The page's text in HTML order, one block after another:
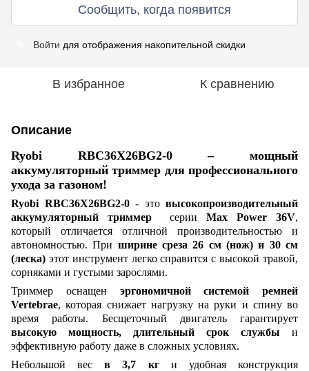
Сообщить, когда появится
Войти для отображения накопительной скидки
В избранное К сравнению
Описание
Ryobi RBC36X26BG2-0 – мощный
аккумуляторный триммер для профессионального
ухода за газоном!
Ryobi RBC36X26BG2-0- это высокопроизводительный
аккумуляторный триммер серии Max Power 36V,
который отличается отличной производительностью и
автономностью. При ширине среза 26 см (нож) и 30 см
(леска) этот инструмент легко справится с высокой травой,
сорняками и густыми зарослями.
Триммер оснащен эргономичной системой ремней
Vertebrae, которая снижает нагрузку на руки и спину во
время работы. Бесщеточный двигатель гарантирует
высокую мощность, длительный срок службы и
эффективную работу даже в сложных условиях.
Небольшой весв 3,7 кги удобная конструкция